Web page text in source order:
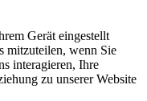
Gerät eingestellt
mitzuteilen, wenn Sie
interagieren, Ihre
zu unserer Website